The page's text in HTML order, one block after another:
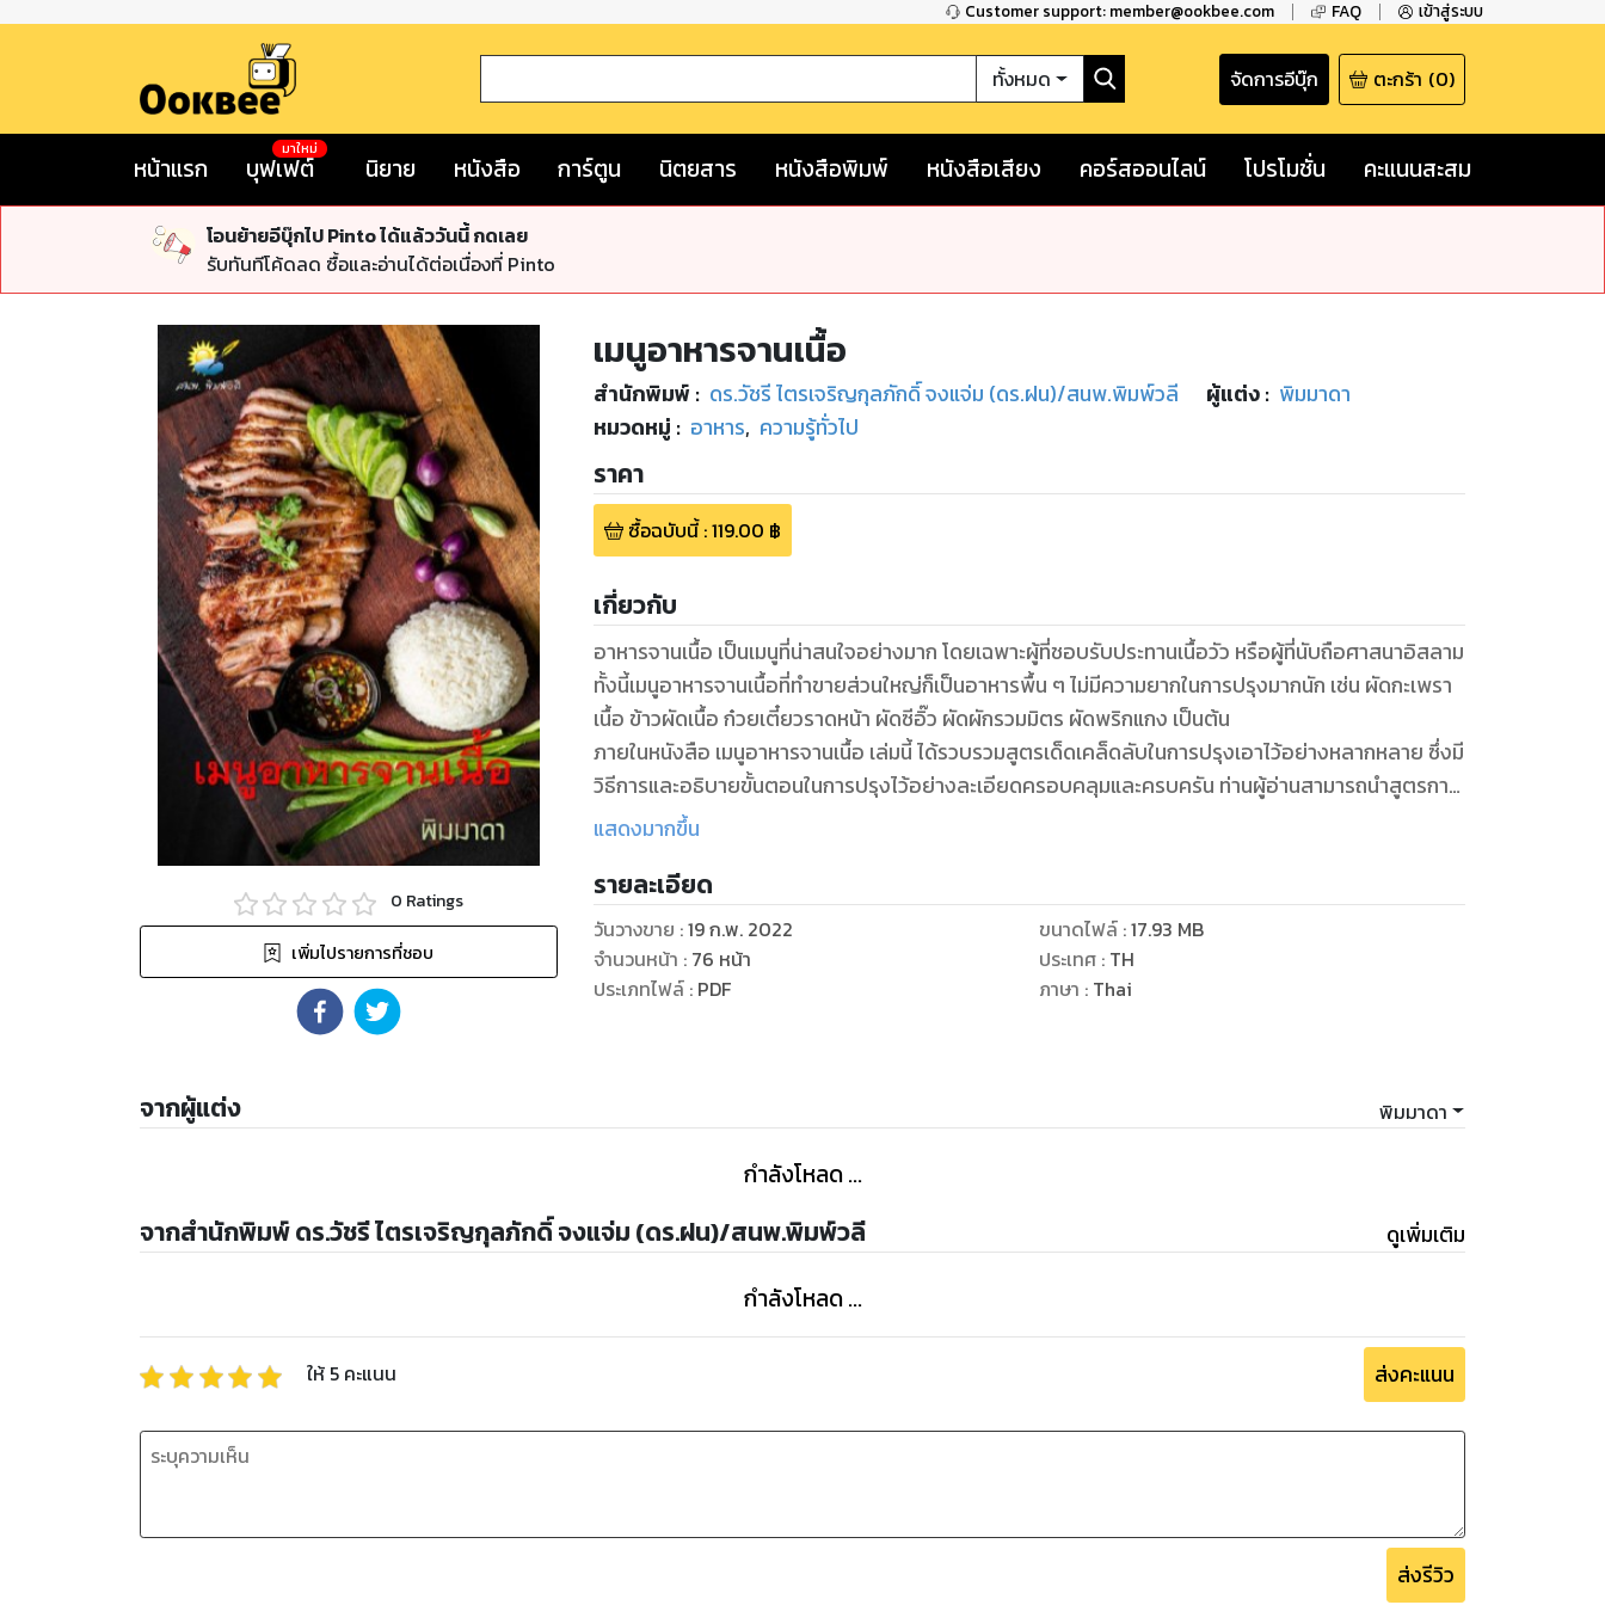
Customer support: member@ookbee.com FAQ เข้าสู่ระบบ
ทั้งหมด จัดการอีบุ๊ก ตะกร้า (0)
หน้าแรก บุฟเฟต์
มาใหม่
นิยาย หนังสือ การ์ตูน นิตยสาร หนังสือพิมพ์ หนังสือเสียง คอร์สออนไลน์ โปรโมชั่น คะแนนสะสม
โอนย้ายอีบุ๊กไป Pinto ได้แล้ววันนี้ กดเลย
รับทันทีโค้ดลด ซื้อและอ่านได้ต่อเนื่องที่ Pinto
0 Ratings
เพิ่มไปรายการที่ชอบ
เมนูอาหารจานเนื้อ
สำนักพิมพ์ : ดร.วัชรี ไตรเจริญกุลภักดิ์ จงแจ่ม (ดร.ฝน)/สนพ.พิมพ์วลี ผู้แต่ง : พิมมาดา
หมวดหมู่ : อาหาร, ความรู้ทั่วไป
ราคา
ซื้อฉบับนี้:119.00 ฿
เกี่ยวกับ
อาหารจานเนื้อ เป็นเมนูที่น่าสนใจอย่างมาก โดยเฉพาะผู้ที่ชอบรับประทานเนื้อวัว หรือผู้ที่นับถือศาสนาอิสลาม
ทั้งนี้เมนูอาหารจานเนื้อที่ทำขายส่วนใหญ่ก็เป็นอาหารพื้น ๆ ไม่มีความยากในการปรุงมากนัก เช่น ผัดกะเพรา
เนื้อ ข้าวผัดเนื้อ ก๋วยเตี๋ยวราดหน้า ผัดซีอิ๊ว ผัดผักรวมมิตร ผัดพริกแกง เป็นต้น
ภายในหนังสือ เมนูอาหารจานเนื้อ เล่มนี้ ได้รวบรวมสูตรเด็ดเคล็ดลับในการปรุงเอาไว้อย่างหลากหลาย ซึ่งมี
วิธีการและอธิบายขั้นตอนในการปรุงไว้อย่างละเอียดครอบคลุมและครบครัน ท่านผู้อ่านสามารถนำสูตรการ
แสดงมากขึ้น
รายละเอียด
วันวางขาย :19 ก.พ. 2022
จำนวนหน้า : 76 หน้า
ประเภทไฟล์: PDF
ขนาดไฟล์:17.93 MB
ประเทศ : TH
ภาษา : Thai
จากผู้แต่ง พิมมาดา
กำลังโหลด ...
จากสำนักพิมพ์ ดร.วัชรี ไตรเจริญกุลภักดิ์ จงแจ่ม (ดร.ฝน)/สนพ.พิมพ์วลี ดูเพิ่มเติม
กำลังโหลด ...
ให้ 5 คะแนน ส่งคะแนน
ส่งรีวิว